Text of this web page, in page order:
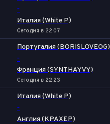
-
Италия (White P)
Сегодня в 22:07
Португалия (BORISLOVEOG)
-
Франция (SYNTHAYVY)
Сегодня в 22:23
Италия (White P)
-
Англия (KPAXEP)